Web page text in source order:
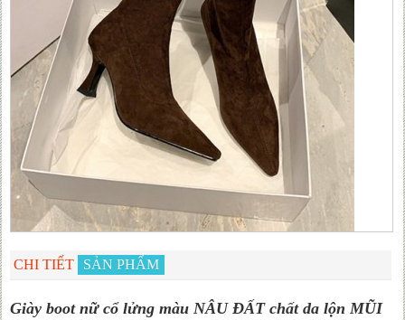
CHI TIẾT SẢN PHẨM
Giày boot nữ cổ lửng màu NÂU ĐẤT chất da lộn MŨI